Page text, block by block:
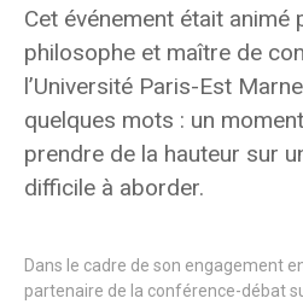
Cet événement était animé
philosophe et maître de
l’Université Paris-Est
quelques mots : un
prendre de la hauteur sur
difficile à aborder.
Dans le cadre de son engagement
partenaire de la conférence-débat